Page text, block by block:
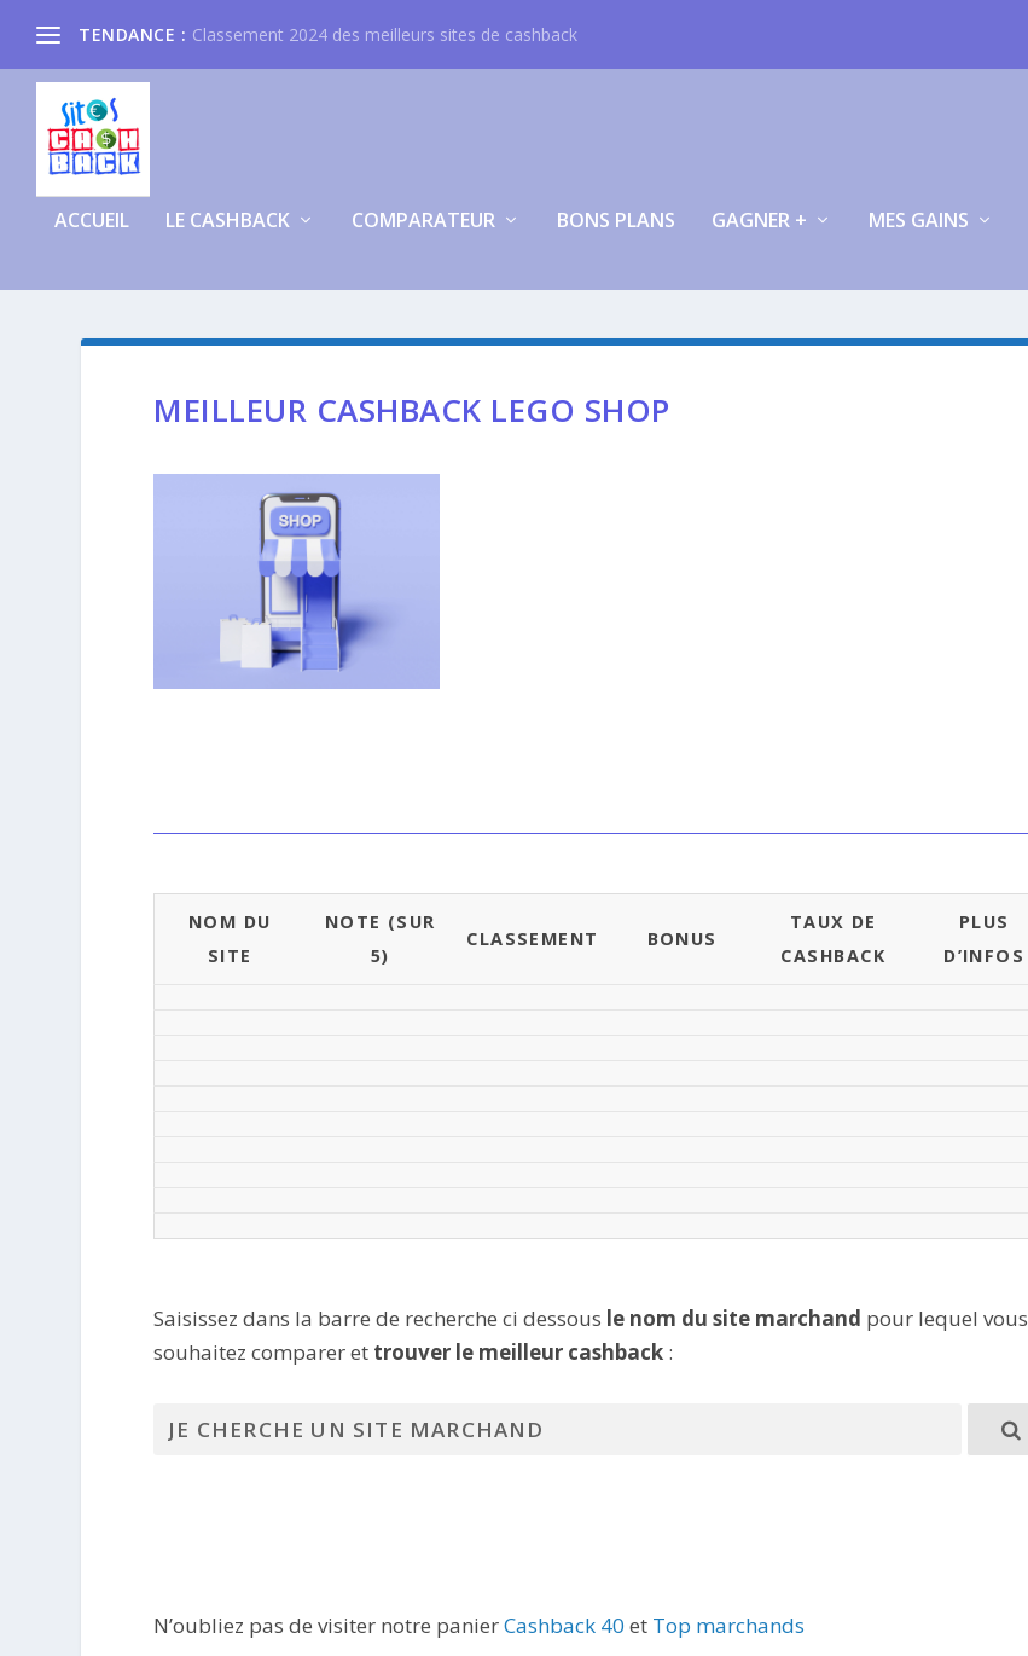
TENDANCE : Classement 2024 des meilleurs sites de cashback
ACCUEIL LE CASHBACK COMPARATEUR BONS PLANS GAGNER + MES GAINS
MEILLEUR CASHBACK LEGO SHOP
NOM DU
SITE
NOTE (SUR
5)
CLASSEMENT BONUS
TAUX DE
CASHBACK
PLUS
D’INFOS
Saisissez dans la barre de recherche ci dessous le nom du site marchand pour lequel vous
souhaitez comparer et trouver le meilleur cashback :
N’oubliez pas de visiter notre panierCashback 40 et Top marchands